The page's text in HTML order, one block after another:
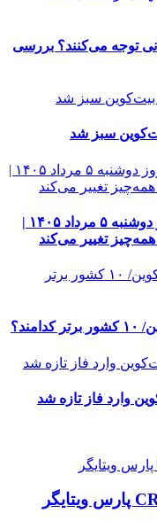
توجه می‌کنند؟ بررسی
سبز شد
قیمت تتر، بیت‌کوین و اتریوم امروز دوشنبه ۵ مرداد ۱۴۰۵ |
تغییر می‌کند
وارد فاز تازه شد